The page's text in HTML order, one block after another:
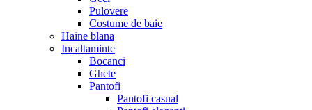
Pulovere
Costume de baie
Haine blana
Incaltaminte
Bocanci
Ghete
Pantofi
Pantofi casual